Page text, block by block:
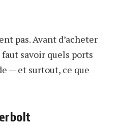
pas. Avant d’acheter
savoir quels ports
— et surtout, ce que